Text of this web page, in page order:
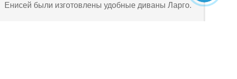
Енисей были изготовлены удобные диваны Ларго.